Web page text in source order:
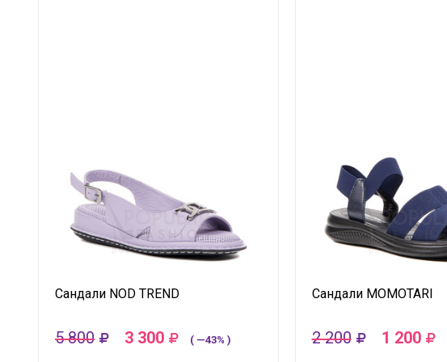
Сандали NOD TREND
5 800 3 300 ( —43% )
Сандали MOMOTARI
2 200 1 200